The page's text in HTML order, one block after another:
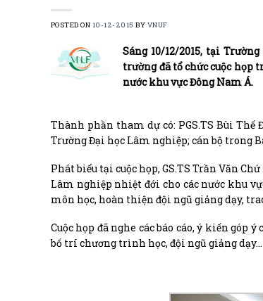
POSTED ON 10-12-2015 BY VNUF
Sáng 10/12/2015, tại
trường đã tổ chức cuộc họp
nước khu vực Đông Nam Á.
Thành phần tham dự có: PGS.TS Bùi
Trường Đại học Lâm nghiệp; cán bộ trong
Phát biểu tại cuộc họp, GS.TS Trần Văn
Lâm nghiệp nhiệt đới cho các nước khu
môn học, hoàn thiện đội ngũ giảng dạy,
Cuộc họp đã nghe các báo cáo, ý kiến góp
bố trí chương trình học, đội ngũ giảng dạy…